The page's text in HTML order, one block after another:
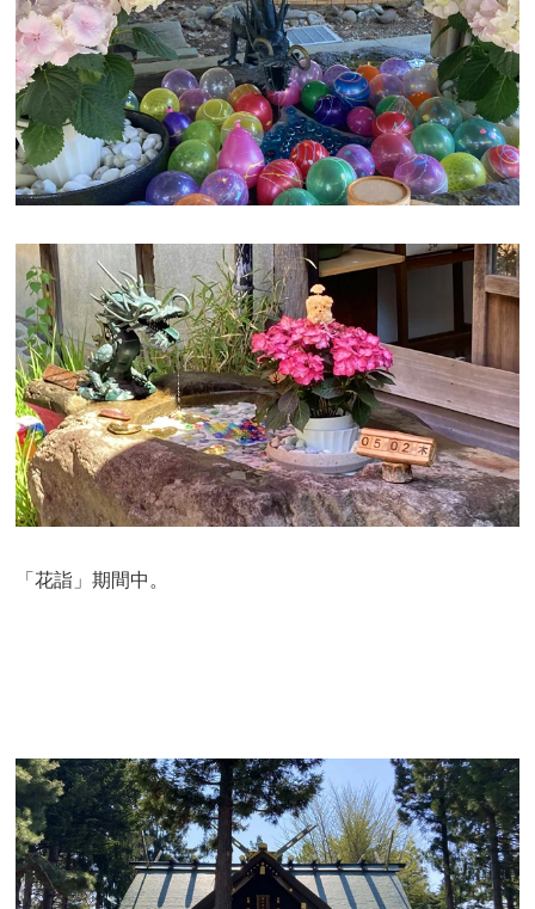
「花詣」期間中。